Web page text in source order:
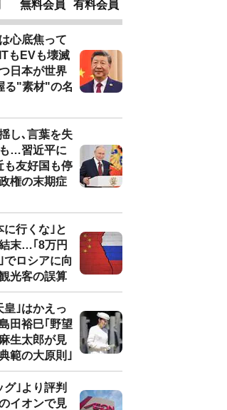
無料会員 有料会員
心底焦って
もEVも壊滅
日本が世界
る"素材"の名
し､言葉を失
…習近平に
も友好国も停
権の末期症
に行くな｣と
末…｢8万円
でロシアに向
光客の誤算
皇｣はかえっ
田裕巳｢野望
生太郎が見
範の大原則｣
グ｣より評判
イオンで見